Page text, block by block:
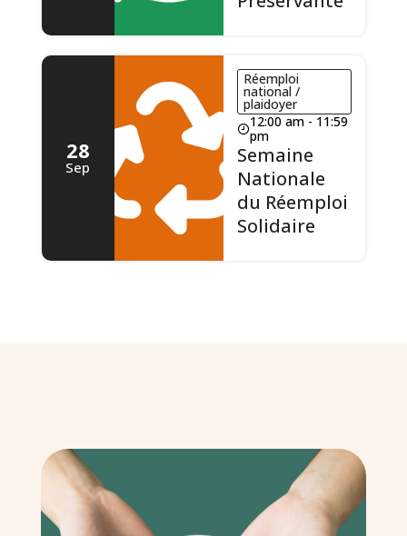
28
Sep
Réemploi
national /
plaidoyer
12:00 am - 11:59
pm
Semaine
Nationale
du Réemploi
Solidaire